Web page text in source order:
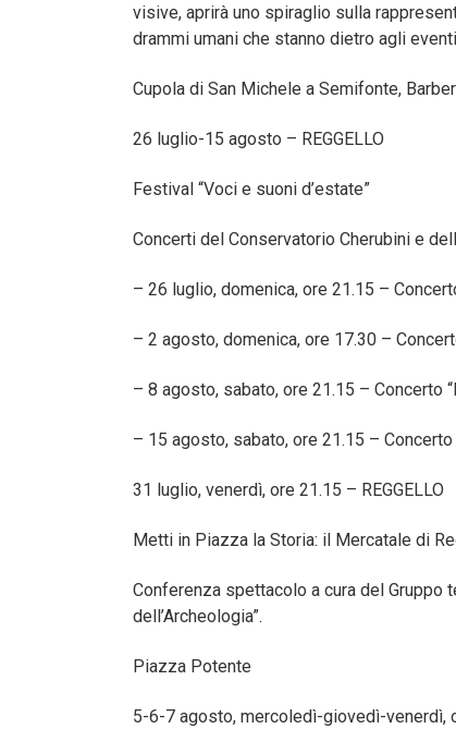
visive, aprirà uno spiraglio sulla
drammi umani che stanno dietro agli
Cupola di San Michele a Semifonte,
26 luglio-15 agosto – REGGELLO
Festival “Voci e suoni d’estate”
Concerti del Conservatorio Cherubini e
– 26 luglio, domenica, ore 21.15 –
– 2 agosto, domenica, ore 17.30 –
– 8 agosto, sabato, ore 21.15 – Concerto
– 15 agosto, sabato, ore 21.15 –
31 luglio, venerdì, ore 21.15 – REGGELLO
Metti in Piazza la Storia: il Mercatale di
Conferenza spettacolo a cura del Gruppo
dell’Archeologia”.
Piazza Potente
5-6-7 agosto, mercoledì-giovedì-venerdì,